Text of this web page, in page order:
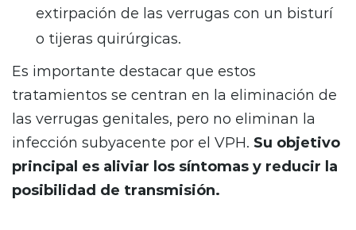
extirpación de las verrugas con un bisturí
o tijeras quirúrgicas.
Es importante destacar que estos
tratamientos se centran en la eliminación de
las verrugas genitales, pero no eliminan la
infección subyacente por el VPH. Su objetivo
principal es aliviar los síntomas y reducir la
posibilidad de transmisión.